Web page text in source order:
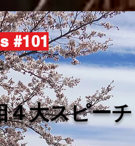
#101
４大スピーチ